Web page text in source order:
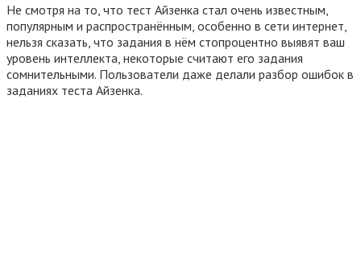
Не смотря на то, что тест Айзенка стал очень известным,
популярным и распространённым, особенно в сети интернет,
нельзя сказать, что задания в нём стопроцентно выявят ваш
уровень интеллекта, некоторые считают его задания
сомнительными. Пользователи даже делали разбор ошибок в
заданиях теста Айзенка.